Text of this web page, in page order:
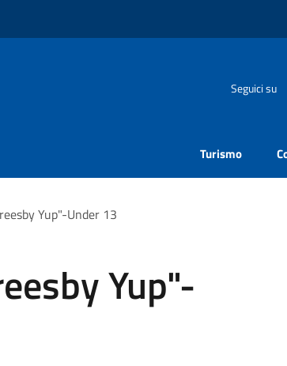
Seguici su
Turismo
Yup"-Under 13
Yup"-